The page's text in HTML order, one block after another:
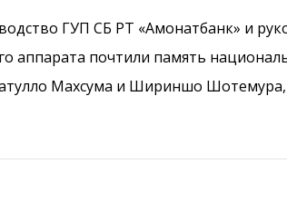
ГУП СБ РТ «Амонатбанк» и
аппарата почтили память
Махсума и Шириншо